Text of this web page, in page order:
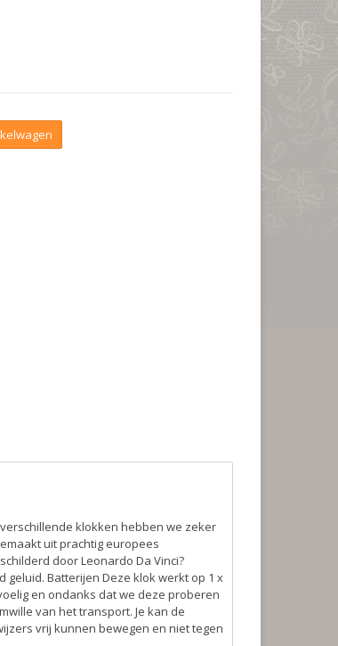
klokken hebben we zeker
uit prachtig europees
door Leonardo Da Vinci?
geluid. Batterijen Deze klok werkt op 1 x
en ondanks dat we deze proberen
van het transport. Je kan de
vrij kunnen bewegen en niet tegen